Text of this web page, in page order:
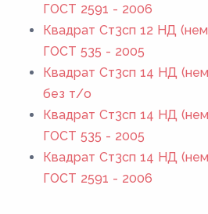
ГОСТ 2591 - 2006
Квадрат Ст3сп 12 НД
ГОСТ 535 - 2005
Квадрат Ст3сп 14 НД
без т/о
Квадрат Ст3сп 14 НД
ГОСТ 535 - 2005
Квадрат Ст3сп 14 НД
ГОСТ 2591 - 2006